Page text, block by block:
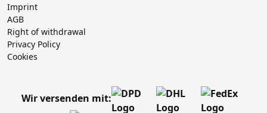
Imprint
AGB
Right of withdrawal
Privacy Policy
Cookies
Wir versenden mit: